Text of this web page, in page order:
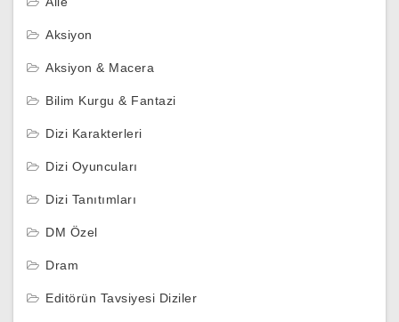
Aksiyon
Aksiyon & Macera
Bilim Kurgu & Fantazi
Dizi Karakterleri
Dizi Oyuncuları
Dizi Tanıtımları
DM Özel
Dram
Editörün Tavsiyesi Diziler